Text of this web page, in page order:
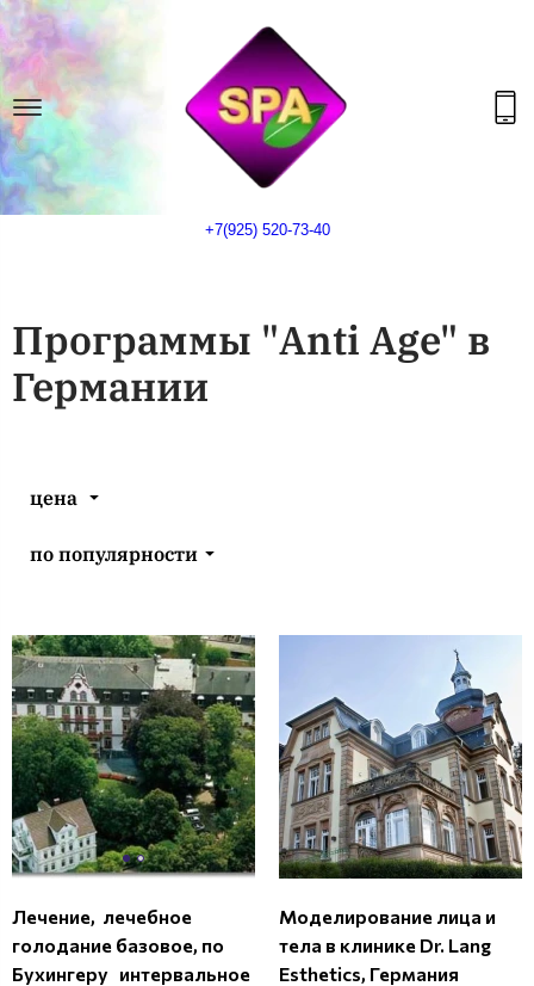
+7(925) 520-73-40
Программы "Anti Age" в
Германии
цена
по популярности
Лечение, лечебное
голодание базовое, по
Бухингеру интервальное
Моделирование лица и
тела в клинике Dr. Lang
Esthetics, Германия